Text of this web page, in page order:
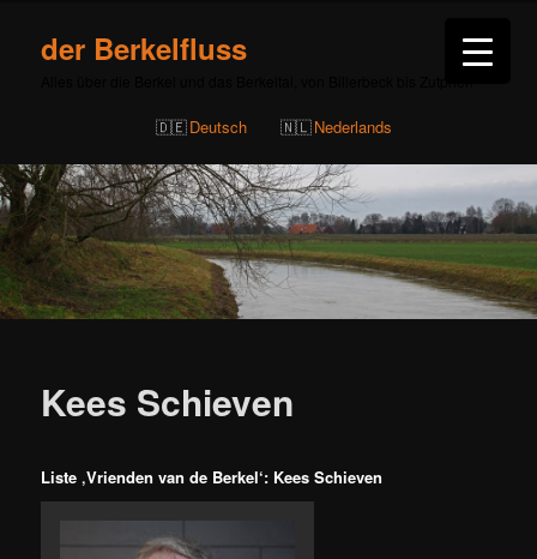
der Berkelfluss
Deutsch Nederlands
Kees Schieven
Liste ‚Vrienden van de Berkel‘: Kees Schieven